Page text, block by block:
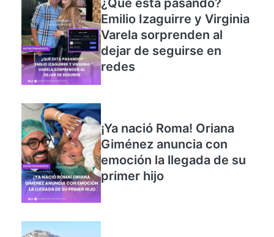
¿Qué está pasando?
Emilio Izaguirre y Virginia
Varela sorprenden al
dejar de seguirse en
¡Ya nació Roma! Oriana
Giménez anuncia con
emoción la llegada de su